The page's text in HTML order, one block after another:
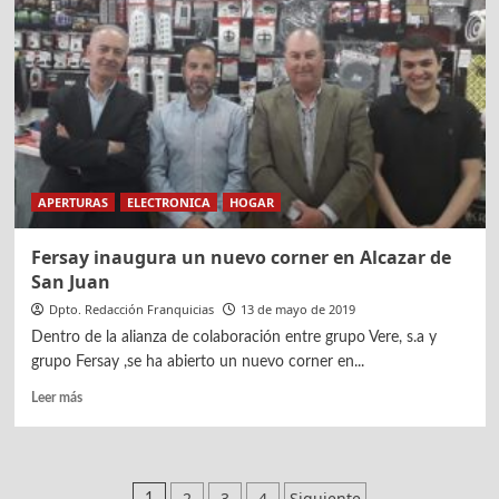
con
18
franquicias,
35
corners
delegaciones
APERTURAS ELECTRONICA HOGAR
Fersay inaugura un nuevo corner en Alcazar de
San Juan
Dpto. Redacción Franquicias 13 de mayo de 2019
Dentro de la alianza de colaboración entre grupo Vere, s.a y
grupo Fersay ,se ha abierto un nuevo corner en...
Leer másLeer